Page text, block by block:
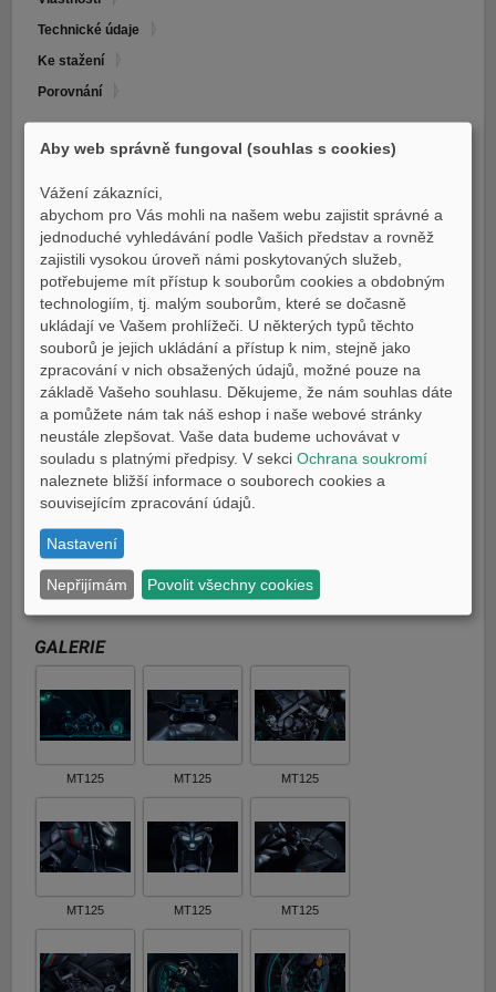
BAREVNÉ VARIANTY
Icon Blue
SKLADEM
Tech Black
SKLADEM
Ice Storm
SKLADEM
GALERIE
MT125 MT125 MT125
MT125 MT125 MT125
Technické údaje
Ke stažení
Porovnání
CENA
NOVINKA - od 1.1.2026 záruka 5 let
Aby web správně fungoval (souhlas s cookies)
Vážení zákazníci,
abychom pro Vás mohli na našem webu zajistit správné a
jednoduché vyhledávání podle Vašich představ a rovněž
zajistili vysokou úroveň námi poskytovaných služeb,
potřebujeme mít přístup k souborům cookies a obdobným
technologiím, tj. malým souborům, které se dočasně
ukládají ve Vašem prohlížeči. U některých typů těchto
souborů je jejich ukládání a přístup k nim, stejně jako
zpracování v nich obsažených údajů, možné pouze na
základě Vašeho souhlasu. Děkujeme, že nám souhlas dáte
a pomůžete nám tak náš eshop i naše webové stránky
neustále zlepšovat. Vaše data budeme uchovávat v
souladu s platnými předpisy. V sekciOchrana soukromí
naleznete bližší informace o souborech cookies a
souvisejícím zpracování údajů.
Nastavení
Nepřijímám Povolit všechny cookies